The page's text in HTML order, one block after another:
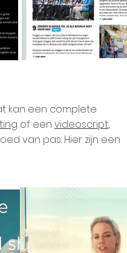
kan een complete
of een videoscript,.
van pas. Hier zijn een